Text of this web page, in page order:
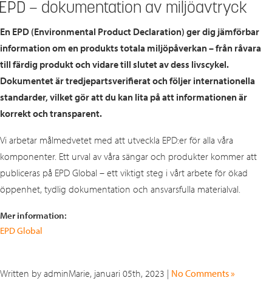
– dokumentation av miljöavtryck
En EPD (Environmental Product Declaration) ger dig jämförbar
information om en produkts totala miljöpåverkan – från råvara
till färdig produkt och vidare till slutet av dess livscykel.
Dokumentet är tredjepartsverifierat och följer internationella
standarder, vilket gör att du kan lita på att informationen är
korrekt och transparent.
Vi arbetar målmedvetet med att utveckla EPD:er för alla våra
komponenter. Ett urval av våra sängar och produkter kommer att
publiceras på EPD Global – ett viktigt steg i vårt arbete för ökad
öppenhet, tydlig dokumentation och ansvarsfulla materialval.
Mer information:
EPD Global
Written by adminMarie, januari 05th, 2023 | No Comments »